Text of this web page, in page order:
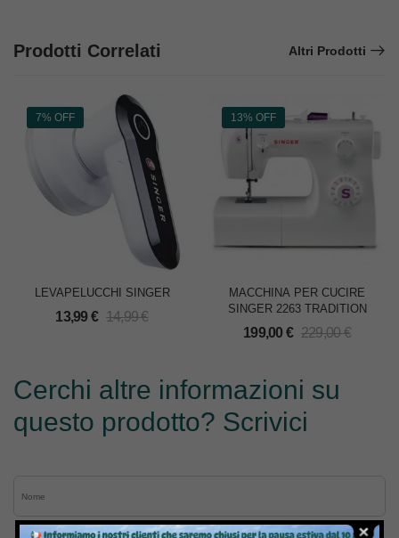
Prodotti Correlati Altri Prodotti
7% OFF
LEVAPELUCCHI SINGER
13,99€ 14,99€
13% OFF
MACCHINA PER CUCIRE
SINGER 2263 TRADITION
199,00 € 229,00€
Cerchi altre informazioni su
questo prodotto? Scrivici